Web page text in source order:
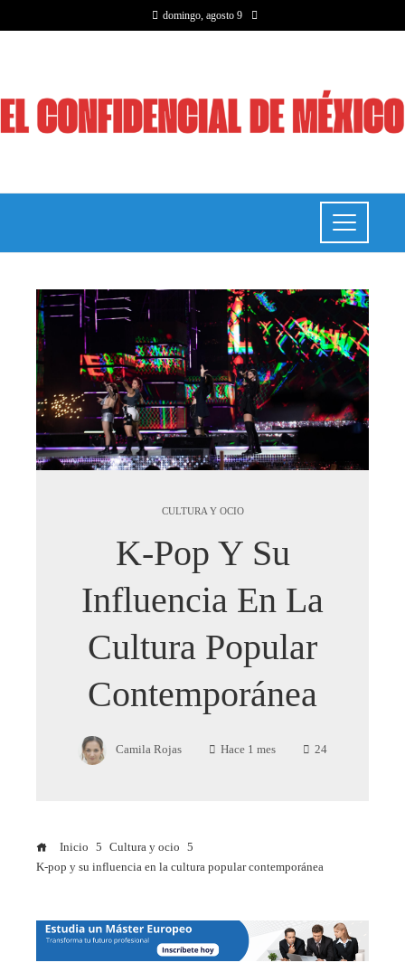
domingo, agosto 9
CULTURA Y OCIO
K-Pop Y Su
Influencia En La
Cultura Popular
Contemporánea
Camila Rojas Hace 1 mes 24
Inicio
Cultura y ocio
K-pop y su influencia en la cultura popular contemporánea